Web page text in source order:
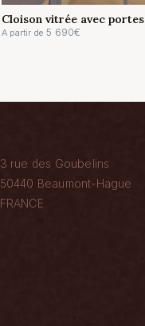
Cloison vitrée avec portes
A partir de 5 690€
3 rue des Goubelins
50440 Beaumont-Hague
FRANCE